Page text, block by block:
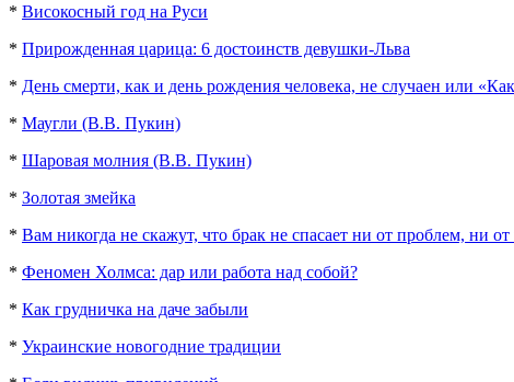
* Високосный год на Руси
* Прирожденная царица: 6 достоинств девушки-Льва
* День смерти, как и день рождения человека, не случаен или
* Маугли (В.В. Пукин)
* Шаровая молния (В.В. Пукин)
* Золотая змейка
* Вам никогда не скажут, что брак не спасает ни от проблем, ни
* Феномен Холмса: дар или работа над собой?
* Как грудничка на даче забыли
* Украинские новогодние традиции